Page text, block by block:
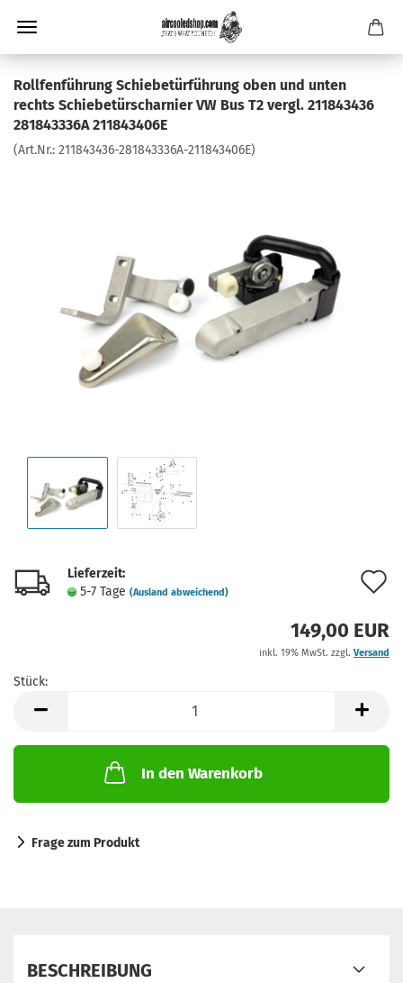
Rollfenführung Schiebetürführung oben und unten
rechts Schiebetürscharnier VW Bus T2 vergl. 211843436
281843336A 211843406E
(Art.Nr.: 211843436-281843336A-211843406E)
Lieferzeit:
5-7 Tage (Ausland abweichend)
149,00 EUR
inkl. 19% MwSt. zzgl. Versand
Stück:
In den Warenkorb
Frage zum Produkt
BESCHREIBUNG